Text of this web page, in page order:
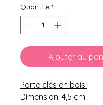
Quantité *
Ajouter au
Porte clés en bois:
Dimension: 4,5 cm